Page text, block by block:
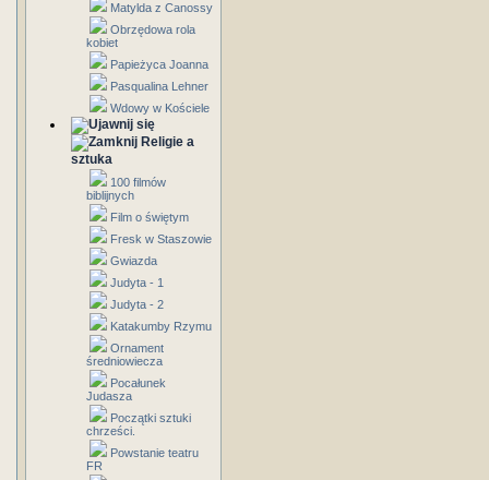
Matylda z Canossy
Obrzędowa rola
kobiet
Papieżyca Joanna
Pasqualina Lehner
Wdowy w Kościele
Religie a
sztuka
100 filmów
biblijnych
Film o świętym
Fresk w Staszowie
Gwiazda
Judyta - 1
Judyta - 2
Katakumby Rzymu
Ornament
średniowiecza
Pocałunek
Judasza
Początki sztuki
chrześci.
Powstanie teatru
FR